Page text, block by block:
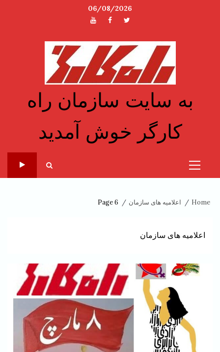
06/08/2026
توئیتر
فیسبوکیوتیوب
به سایت سازمان راه
کارگر خوش آمدید
Primary
Home اعلامیه های سازمان Page 6
اعلامیه های سازمان